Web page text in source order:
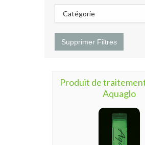
Catégorie
Supprimer Filtres
Produit de
Aquaglo